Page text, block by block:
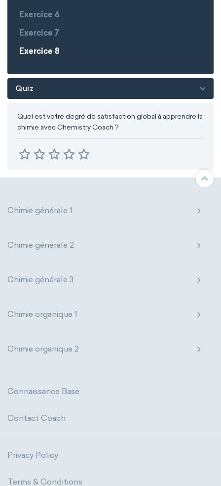
Exercice 6
Exercice 7
Exercice 8
Quiz
Quel est votre degré de satisfaction global à apprendre la
chimie avec Chemistry Coach ?
Chimie générale 1
Chimie générale 2
Chimie générale 3
Chimie organique 1
Chimie organique 2
Connaissance Base
Contact Coach
Privacy Policy
Terms & Conditions